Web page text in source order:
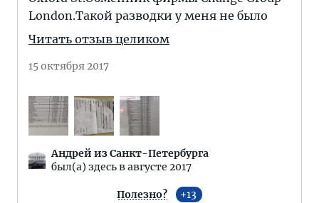
London.Такой разводки у меня не было
Читать отзыв целиком
15 октября 2017
Андрей из Санкт-Петербурга
был(а) здесь в августе 2017
Полезно? 13